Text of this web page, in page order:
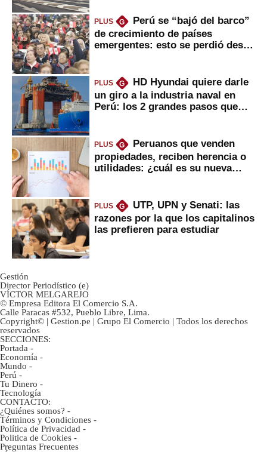
PLUS G
Perú se “bajó del barco”
de crecimiento de países
emergentes: esto se perdió desde
PLUS G
HD Hyundai quiere darle
un giro a la industria naval en
Perú: los 2 grandes pasos que
PLUS G
Peruanos que venden
propiedades, reciben herencia o
utilidades: ¿cuál es su nueva
PLUS G
UTP, UPN y Senati: las
razones por la que los capitalinos
las prefieren para estudiar
Gestión
Director Periodístico (e)
VÍCTOR MELGAREJO
© Empresa Editora El Comercio S.A.
Calle Paracas #532, Pueblo Libre, Lima.
Copyright© | Gestion.pe | Grupo El Comercio | Todos los derechos
reservados
SECCIONES:
Portada -
Economía -
Mundo -
Perú -
Tu Dinero -
Tecnología
CONTACTO:
¿Quiénes somos? -
Términos y Condiciones -
Política de Privacidad -
Politica de Cookies -
Preguntas Frecuentes